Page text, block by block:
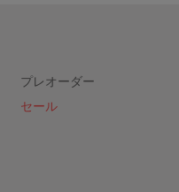
プレオーダー
セール